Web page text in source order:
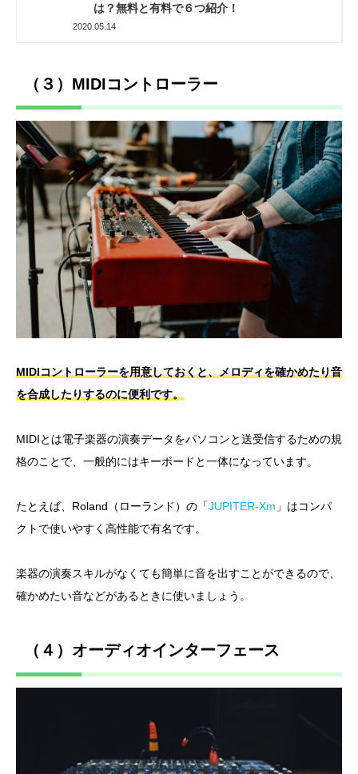
は？無料と有料で６つ紹介！
2020.05.14
（３）MIDIコントローラー
MIDIコントローラーを用意しておくと、メロディを確かめたり音
を合成したりするのに便利です。
MIDIとは電子楽器の演奏データをパソコンと送受信するための規
格のことで、一般的にはキーボードと一体になっています。
たとえば、Roland（ローランド）の「JUPITER-Xm 」はコンパ
クトで使いやすく高性能で有名です。
楽器の演奏スキルがなくても簡単に音を出すことができるので、
確かめたい音などがあるときに使いましょう。
（４）オーディオインターフェース